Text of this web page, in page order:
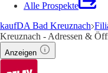
Alle Prospekte
kaufDA Bad Kreuznach
Kreuznach - Adressen &
Anzeigen